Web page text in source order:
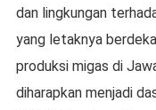
dan lingkungan
yang letaknya
produksi migas di
diharapkan menjadi